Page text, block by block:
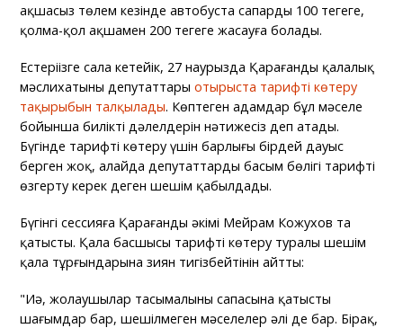
ақшасыз төлем кезінде автобуста сапарды 100 теңгеге,
қолма-қол ақшамен 200 теңгеге жасауға болады.
Естеріңізге сала кетейік, 27 наурызда Қарағанды қалалық
мәслихатының депутаттарыотырыста тарифті көтеру
тақырыбын талқылады. Көптеген адамдар бұл мәселе
бойынша биліктің дәлелдерін нәтижесіз деп атады.
Бүгінде тарифті көтеру үшін барлығы бірдей дауыс
берген жоқ, алайда депутаттардың басым бөлігі тарифті
өзгерту керек деген шешім қабылдады.
Бүгінгі сессияға Қарағанды әкімі Мейрам Кожухов та
қатысты. Қала басшысы тарифті көтеру туралы шешім
қала тұрғындарына зиян тигізбейтінін айтты:
"Иә, жолаушылар тасымалының сапасына қатысты
шағымдар бар, шешілмеген мәселелер әлі де бар. Бірақ,